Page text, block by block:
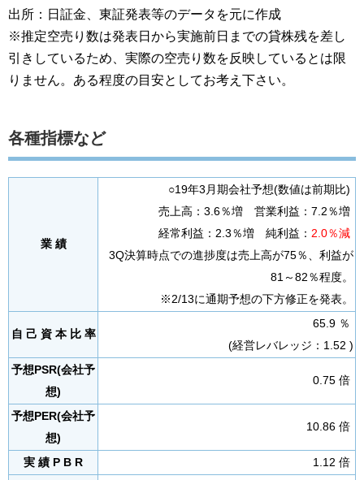
出所：日証金、東証発表等のデータを元に作成
※推定空売り数は発表日から実施前日までの貸株残を差し
引きしているため、実際の空売り数を反映しているとは限
りません。ある程度の目安としてお考え下さい。
各種指標など
業 績
○19年3月期会社予想(数値は前期比)
売上高：3.6％増 営業利益：7.2％増
経常利益：2.3％増 純利益： 2.0％減
3Q決算時点での進捗度は売上高が75％、利益が
81～82％程度。
※2/13に通期予想の下方修正を発表。
自 己 資 本 比 率
65.9 ％
(経営レバレッジ：1.52 )
予想PSR(会社予
想)
0.75 倍
予想PER(会社予
想)
10.86 倍
実 績 P B R
1.12 倍